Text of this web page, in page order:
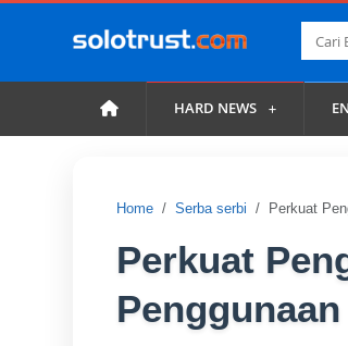
HARD NEWS
Home Serba serbi Perkuat
Perkuat